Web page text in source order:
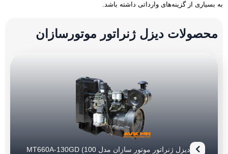
به بسیاری از گزینه‌های وارداتی داشته باشد.
محصولات دیزل ژنراتور موتورسازان
دیزل ژنراتور موتور سازان مدل MT660A-130GD (100